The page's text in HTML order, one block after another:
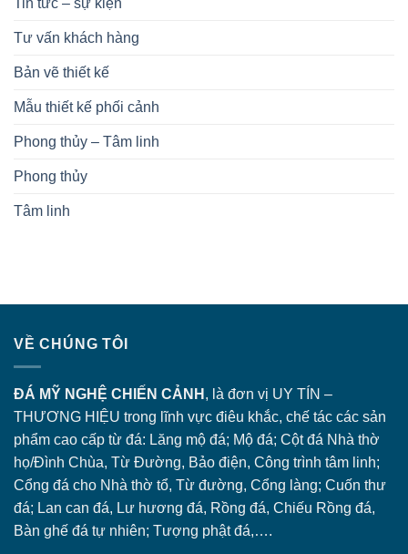
Tin tức – sự kiện
Tư vấn khách hàng
Bản vẽ thiết kế
Mẫu thiết kế phối cảnh
Phong thủy – Tâm linh
Phong thủy
Tâm linh
VỀ CHÚNG TÔI
ĐÁ MỸ NGHỆ CHIẾN CẢNH , là đơn vị UY TÍN –
THƯƠNG HIỆU trong lĩnh vực điêu khắc, chế tác các sản
phẩm cao cấp từ đá: Lăng mộ đá; Mộ đá; Cột đá Nhà thờ
họ/Đình Chùa, Từ Đường, Bảo điện, Công trình tâm linh;
Cổng đá cho Nhà thờ tổ, Từ đường, Cổng làng; Cuốn thư
đá; Lan can đá, Lư hương đá, Rồng đá, Chiếu Rồng đá,
Bàn ghế đá tự nhiên; Tượng phật đá,….